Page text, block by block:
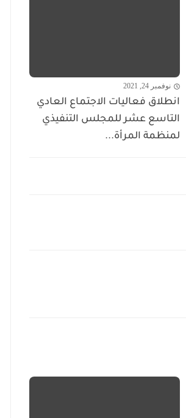
نوفمبر 24, 2021
انطلاق فعاليات الاجتماع العادي
التاسع عشر للمجلس التنفيذي
لمنظمة المرأة...